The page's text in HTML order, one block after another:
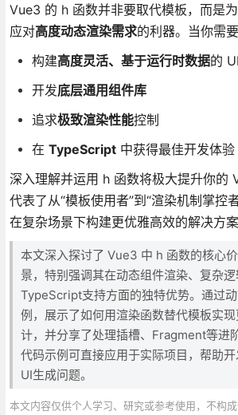
Vue3 的 h 函数并非要取代模板，而是
应对高度动态渲染需求的利器。当你需要
构建高度灵活、基于运行时数据的
开发底层通用组件库
追求极致渲染性能控制
在 TypeScript中获得最佳开发体验
深入理解并运用 h 函数将极大提升你的
代表了从“模板使用者”到“渲染机制掌控
在复杂场景下构建更优雅高效的解决方案
本文深入探讨了 Vue3 中 h 函数的核心
景，特别强调其在动态组件渲染、复杂
TypeScript支持方面的独特优势。通过
例，展示了如何用渲染函数替代模板实
计，并分享了处理插槽、Fragment等进
代码示例可直接应用于实际项目，帮助
UI生成问题。
本文内容仅供个人学习、研究或参考使用，不构成